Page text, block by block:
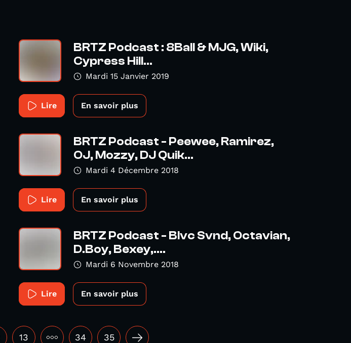
BRTZ Podcast : 8Ball & MJG, Wiki,
Cypress Hill...
Mardi 15 Janvier 2019
Lire En savoir plus
BRTZ Podcast - Peewee, Ramirez,
OJ, Mozzy, DJ Quik...
Mardi 4 Décembre 2018
Lire En savoir plus
BRTZ Podcast - Blvc Svnd, Octavian,
D.Boy, Bexey,....
Mardi 6 Novembre 2018
Lire En savoir plus
13 ••• 34 35